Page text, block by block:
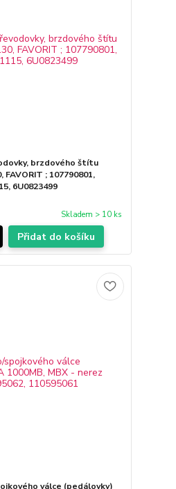
brzdového štítu
FAVORIT ; 107790801,
6U0823499
Skladem > 10 ks
Přidat do košíku
válce (pedálovky)